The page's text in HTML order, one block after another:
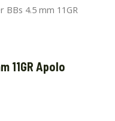
BBs 4.5 mm 11GR
11GR Apolo